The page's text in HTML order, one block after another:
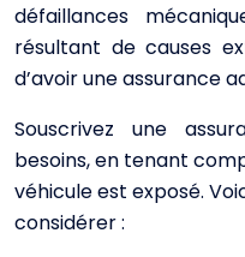
défaillances
résultant de causes
d’avoir une assurance
Souscrivez une
besoins, en tenant
véhicule est exposé.
considérer :